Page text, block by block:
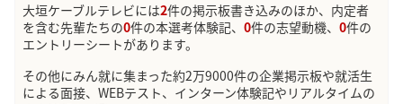
大垣ケーブルテレビには2件の掲示板書き込みのほか、内定者
を含む先輩たちの0件の本選考体験記、 0件の志望動機、 0件の
エントリーシートがあります。
その他にみん就に集まった約2万9000件の企業掲示板や就活生
による面接、WEBテスト、インターン体験記やリアルタイムの